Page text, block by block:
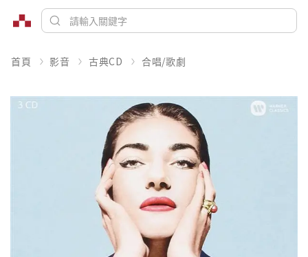
首頁 影音 古典CD 合唱/歌劇